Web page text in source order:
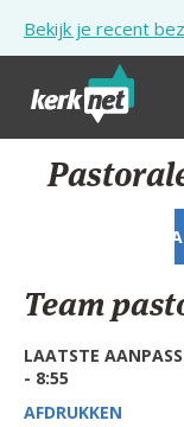
Bekijk je recent
SHOP
HULP
STARTPAGINA
Team
LAATSTE
- 8:55
AFDRUKKEN